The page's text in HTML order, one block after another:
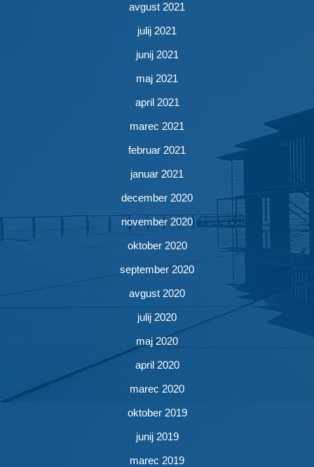
avgust 2021
julij 2021
junij 2021
maj 2021
april 2021
marec 2021
februar 2021
januar 2021
december 2020
november 2020
oktober 2020
september 2020
avgust 2020
julij 2020
maj 2020
april 2020
marec 2020
oktober 2019
junij 2019
marec 2019